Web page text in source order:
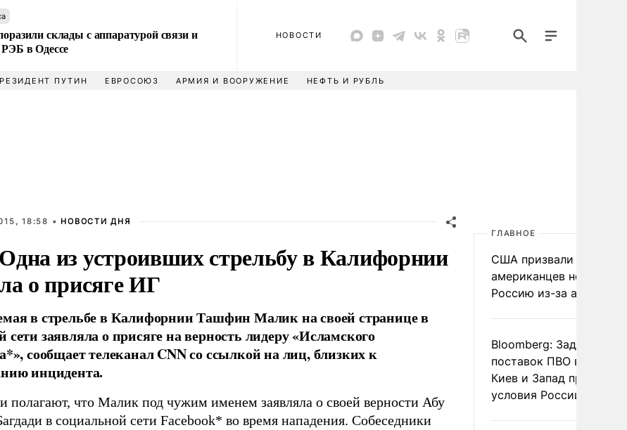
склады с аппаратурой связи и
в Одессе
НОВОСТИ
ПУТИН ЕВРОСОЮЗ АРМИЯ И ВООРУЖЕНИЕ НЕФТЬ И РУБЛЬ
18:58 • НОВОСТИ ДНЯ
из устроивших стрельбу в Калифорнии
о присяге ИГ
в стрельбе в Калифорнии Ташфин Малик на своей странице в
сети заявляла о присяге на верность лидеру «Исламского
сообщает телеканал CNN со ссылкой на лиц, близких к
инцидента.
полагают, что Малик под чужим именем заявляла о своей верности Абу
в социальной сети Facebook* во время нападения. Собеседники
ГЛАВНОЕ
США призвали
американцев не
Россию из-за атак ВСУ
Bloomberg: Задержка
поставок ПВО вынудит
Киев и Запад принять
условия России